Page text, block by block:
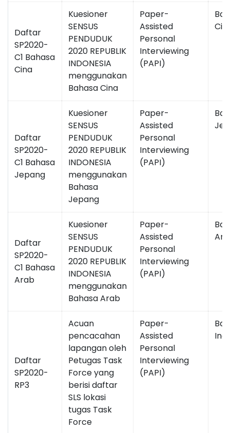
Daftar
SP2020-
C1 Bahasa
Cina
Kuesioner
SENSUS
PENDUDUK
2020 REPUBLIK
INDONESIA
menggunakan
Bahasa Cina
Paper-
Assisted
Personal
Interviewing
(PAPI)
Daftar
SP2020-
C1 Bahasa
Jepang
Kuesioner
SENSUS
PENDUDUK
2020 REPUBLIK
INDONESIA
menggunakan
Bahasa
Jepang
Paper-
Assisted
Personal
Interviewing
(PAPI)
Daftar
SP2020-
C1 Bahasa
Arab
Kuesioner
SENSUS
PENDUDUK
2020 REPUBLIK
INDONESIA
menggunakan
Bahasa Arab
Paper-
Assisted
Personal
Interviewing
(PAPI)
Daftar
SP2020-
RP3
Acuan
pencacahan
lapangan oleh
Petugas Task
Force yang
berisi daftar
SLS lokasi
tugas Task
Force
Paper-
Assisted
Personal
Interviewing
(PAPI)